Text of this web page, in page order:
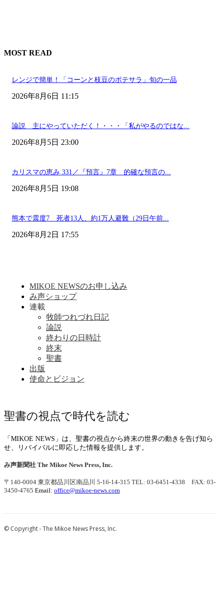
MOST READ
レンジで簡単！「コーンと枝豆のポテサラ」旬の一品
2026年8月6日 11:15
論説 主にやっていただく！・・・「私がやるのではな...
2026年8月5日 23:00
カリスマの恵み 331／『預言』7章 的確な預言の...
2026年8月5日 19:08
熊本で震度7 死者13人、約1万人避難（29日午前...
2026年8月2日 17:55
MIKOE NEWSのお申し込み
み声ショップ
連載
牧師つれづれ日記
論説
終わりの日時計
終末
聖書
出版
使命とビジョン
聖書の視点で時代を読む
「MIKOE NEWS」は、聖書の視点から終末の世界の動きを告げ知ら
せ、リバイバルに即応した情報を提供します。
み声新聞社 The Mikoe News Press, Inc.
〒140-0004 東京都品川区南品川 5-16-14-315 TEL: 03-6451-4338 FAX: 03-
3450-4765 Email: office@mikoe-news.com
© Copyright - The Mikoe News Press, Inc.